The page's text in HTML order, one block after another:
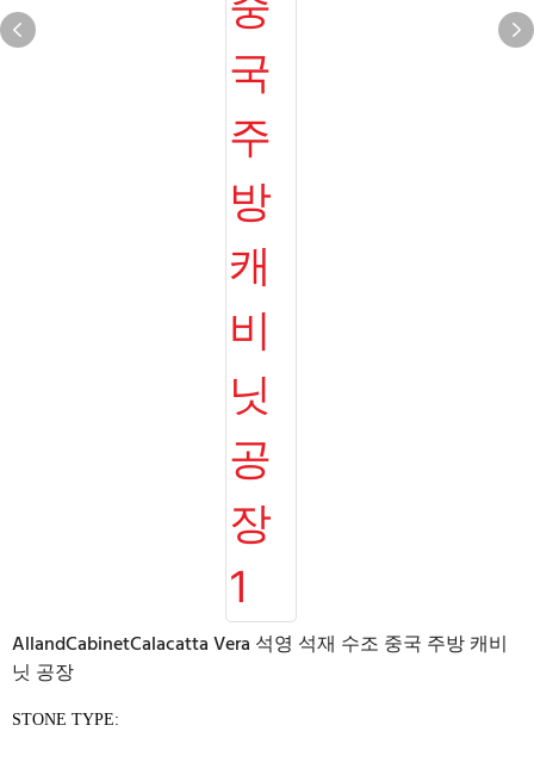
AllandCabinetCalacatta Vera 석영 석재 수조 중국 주방 캐비
닛 공장
STONE TYPE: